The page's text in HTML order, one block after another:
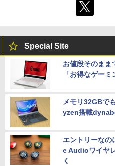
Special Site
お値段そのまま
「お得なゲーミ
メモリ32GBで
yzen搭載
エントリーな
e Audioワイヤ
く